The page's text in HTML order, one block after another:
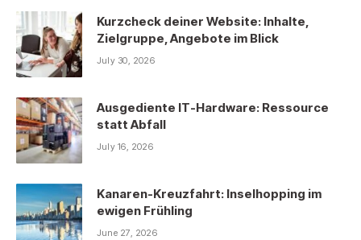
Kurzcheck deiner Website: Inhalte,
Zielgruppe, Angebote im Blick
July 30, 2026
Ausgediente IT-Hardware: Ressource
statt Abfall
July 16, 2026
Kanaren-Kreuzfahrt: Inselhopping im
ewigen Frühling
June 27, 2026